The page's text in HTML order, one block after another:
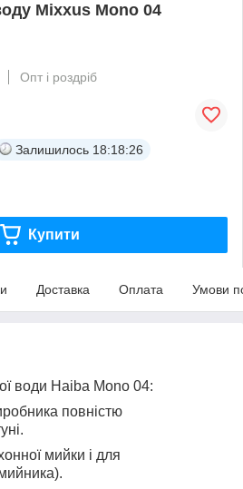
Mixxus Mono 04
Опт і роздріб
Залишилось 18:18:25
Купити
Доставка Оплата Умови
води Haiba Mono 04:
повністю
мийки і для